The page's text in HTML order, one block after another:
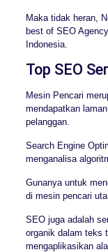
Maka tidak heran,
best of SEO
Indonesia.
Top SEO
Mesin Pencari
mendapatkan
pelanggan.
Search Engine
menganalisa
Gunanya untuk
di mesin pencari
SEO juga adalah
organik dalam teks
mengaplikasikan